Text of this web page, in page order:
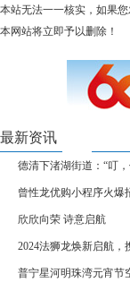
本站无法一一核实，如果
本网站将立即予以删除！
最新资讯
德清下渚湖街道：“叮
曾性龙优购小程序火爆
欣欣向荣 诗意启航
2024法狮龙焕新启航，
普宁星河明珠湾元宵节